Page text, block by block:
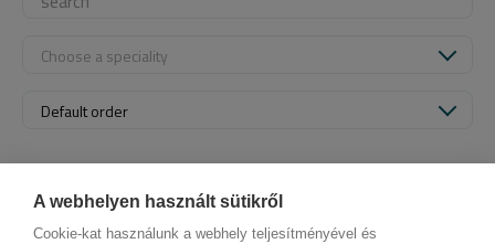
A webhelyen használt sütikről
Cookie-kat használunk a webhely teljesítményével és
Choose a speciality
Default order